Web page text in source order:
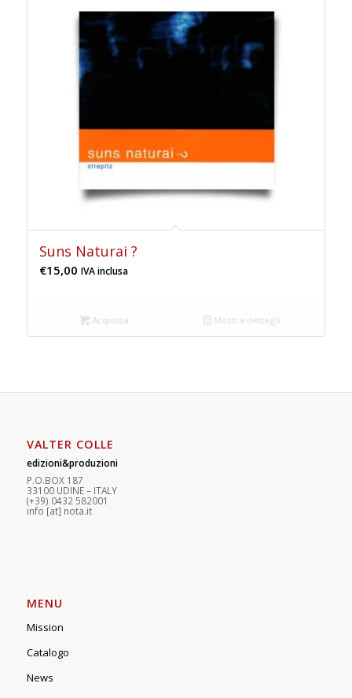
Suns Naturai ?
€15,00 IVA inclusa
Acquista Mostra dettagli
VALTER COLLE
edizioni&produzioni
P.O.BOX 187
33100 UDINE – ITALY
(+39) 0432 582001
info [at] nota.it
MENU
Mission
Catalogo
News